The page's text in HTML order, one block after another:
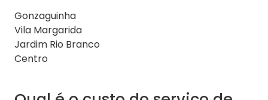
Gonzaguinha
Vila Margarida
Jardim Rio Branco
Centro